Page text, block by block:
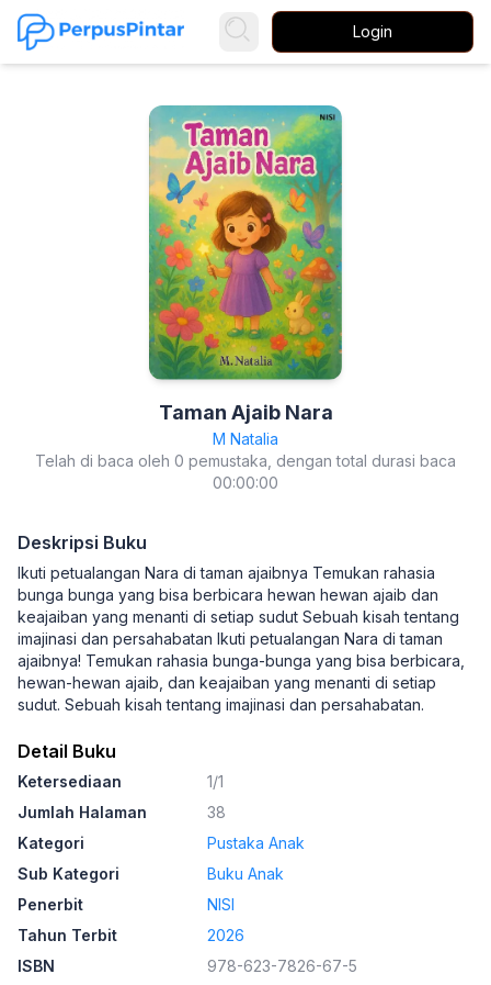
Login
Taman Ajaib Nara
M Natalia
Telah di baca oleh 0 pemustaka, dengan total durasi baca
00:00:00
Deskripsi Buku
Ikuti petualangan Nara di taman ajaibnya Temukan rahasia
bunga bunga yang bisa berbicara hewan hewan ajaib dan
keajaiban yang menanti di setiap sudut Sebuah kisah tentang
imajinasi dan persahabatan Ikuti petualangan Nara di taman
ajaibnya! Temukan rahasia bunga-bunga yang bisa berbicara,
hewan-hewan ajaib, dan keajaiban yang menanti di setiap
sudut. Sebuah kisah tentang imajinasi dan persahabatan.
Detail Buku
Ketersediaan
1/1
Jumlah Halaman
38
Kategori
Pustaka Anak
Sub Kategori
Buku Anak
Penerbit
NISI
Tahun Terbit
2026
ISBN
978-623-7826-67-5